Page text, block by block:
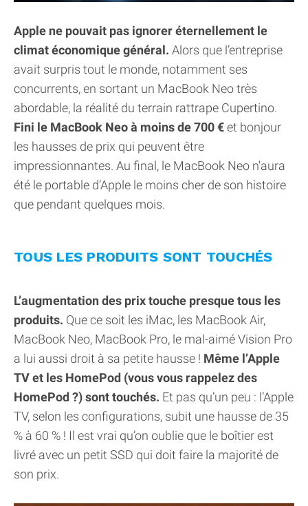
Apple ne pouvait pas ignorer éternellement le
climat économique général. Alors que l’entreprise
avait surpris tout le monde, notamment ses
concurrents, en sortant un MacBook Neo très
abordable, la réalité du terrain rattrape Cupertino.
Fini le MacBook Neo à moins de 700 €et bonjour
les hausses de prix qui peuvent être
impressionnantes. Au final, le MacBook Neo n'aura
été le portable d’Apple le moins cher de son histoire
que pendant quelques mois.
TOUS LES PRODUITS SONT TOUCHÉS
L’augmentation des prix touche presque tous les
produits. Que ce soit les iMac, les MacBook Air,
MacBook Neo, MacBook Pro, le mal-aimé Vision Pro
a lui aussi droit à sa petite hausse ! Même l’Apple
TV et les HomePod (vous vous rappelez des
HomePod ?) sont touchés. Et pas qu’un peu : l’Apple
TV, selon les configurations, subit une hausse de 35
% à 60 % ! Il est vrai qu’on oublie que le boîtier est
livré avec un petit SSD qui doit faire la majorité de
son prix.